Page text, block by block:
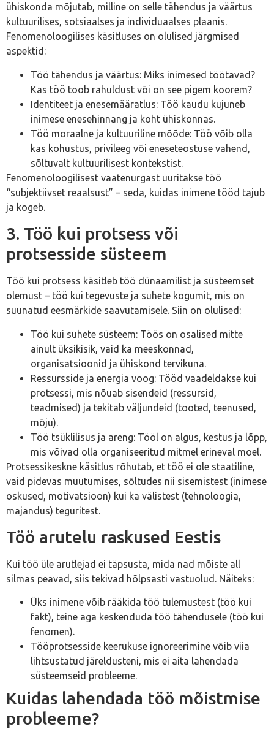
ühiskonda mõjutab, milline on selle tähendus ja väärtus
kultuurilises, sotsiaalses ja individuaalses plaanis.
Fenomenoloogilises käsitluses on olulised järgmised
aspektid:
Töö tähendus ja väärtus: Miks inimesed töötavad?
Kas töö toob rahuldust või on see pigem koorem?
Identiteet ja enesemääratlus: Töö kaudu kujuneb
inimese enesehinnang ja koht ühiskonnas.
Töö moraalne ja kultuuriline mõõde: Töö võib olla
kas kohustus, privileeg või eneseteostuse vahend,
sõltuvalt kultuurilisest kontekstist.
Fenomenoloogilisest vaatenurgast uuritakse töö
“subjektiivset reaalsust” – seda, kuidas inimene tööd tajub
ja kogeb.
3. Töö kui protsess või
protsesside süsteem
Töö kui protsess käsitleb töö dünaamilist ja süsteemset
olemust – töö kui tegevuste ja suhete kogumit, mis on
suunatud eesmärkide saavutamisele. Siin on olulised:
Töö kui suhete süsteem: Töös on osalised mitte
ainult üksikisik, vaid ka meeskonnad,
organisatsioonid ja ühiskond tervikuna.
Ressursside ja energia voog: Tööd vaadeldakse kui
protsessi, mis nõuab sisendeid (ressursid,
teadmised) ja tekitab väljundeid (tooted, teenused,
mõju).
Töö tsüklilisus ja areng: Tööl on algus, kestus ja lõpp,
mis võivad olla organiseeritud mitmel erineval moel.
Protsessikeskne käsitlus rõhutab, et töö ei ole staatiline,
vaid pidevas muutumises, sõltudes nii sisemistest (inimese
oskused, motivatsioon) kui ka välistest (tehnoloogia,
majandus) teguritest.
Töö arutelu raskused Eestis
Kui töö üle arutlejad ei täpsusta, mida nad mõiste all
silmas peavad, siis tekivad hõlpsasti vastuolud. Näiteks:
Üks inimene võib rääkida töö tulemustest (töö kui
fakt), teine aga keskenduda töö tähendusele (töö kui
fenomen).
Tööprotsesside keerukuse ignoreerimine võib viia
lihtsustatud järeldusteni, mis ei aita lahendada
süsteemseid probleeme.
Kuidas lahendada töö mõistmise
probleeme?